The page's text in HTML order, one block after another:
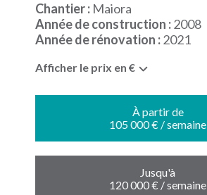
Chantier : Maiora
Année de construction :2008
Année de rénovation :2021
À partir de
105 000 € / semaine
Jusqu'à
120 000 € / semaine
Afficher le prix en €